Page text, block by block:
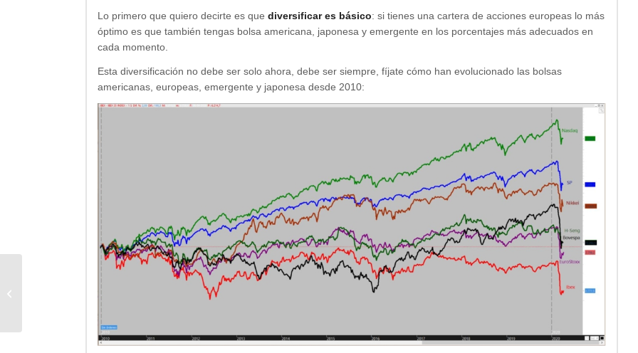
Lo primero que quiero decirte es que diversificar es básico: si tienes una cartera de acciones europeas lo más
óptimo es que también tengas bolsa americana, japonesa y emergente en los porcentajes más adecuados en
cada momento.
Esta diversificación no debe ser solo ahora, debe ser siempre, fíjate cómo han evolucionado las bolsas
americanas, europeas, emergente y japonesa desde 2010:
Compensación saldo activo con la